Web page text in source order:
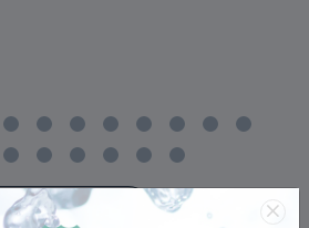
Další hodnocení ×